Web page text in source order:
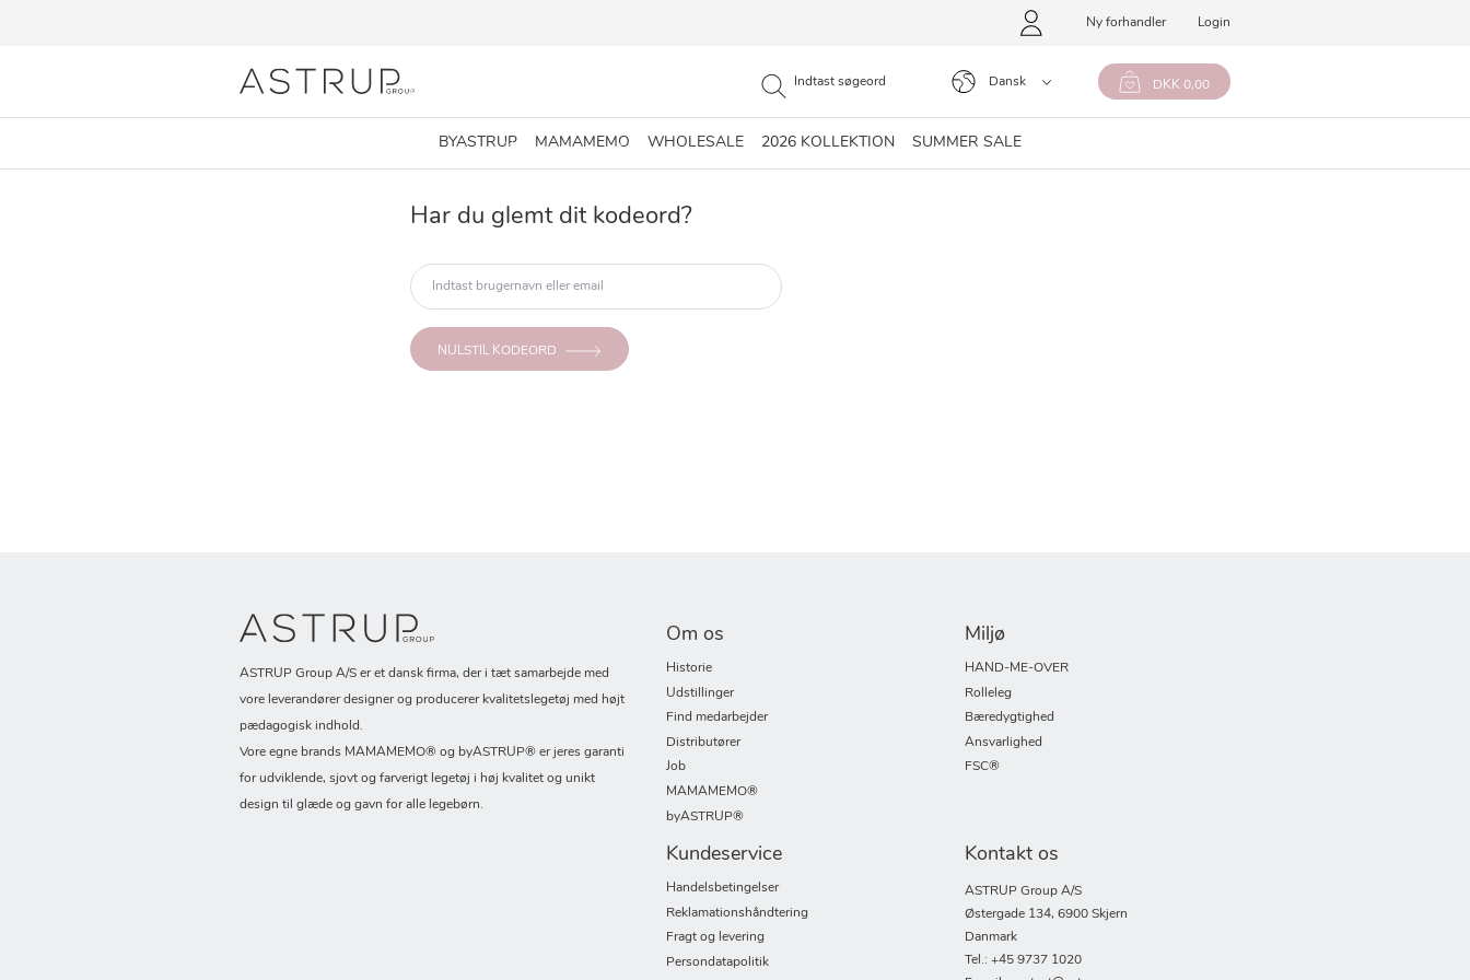
Ny forhandler Login
Dansk DKK 0,00
BYASTRUP MAMAMEMO WHOLESALE 2026 KOLLEKTION SUMMER SALE
Har du glemt dit kodeord?
NULSTIL KODEORD
ASTRUP Group A/S er et dansk firma, der i tæt samarbejde med
vore leverandører designer og producerer kvalitetslegetøj med højt
pædagogisk indhold.
Vore egne brands MAMAMEMO® og byASTRUP® er jeres garanti
for udviklende, sjovt og farverigt legetøj i høj kvalitet og unikt
design til glæde og gavn for alle legebørn.
Om os
Historie
Udstillinger
Find medarbejder
Distributører
Job
MAMAMEMO®
byASTRUP®
Miljø
HAND-ME-OVER
Rolleleg
Bæredygtighed
Ansvarlighed
FSC®
Kundeservice
Handelsbetingelser
Reklamationshåndtering
Fragt og levering
Persondatapolitik
Kontakt os
ASTRUP Group A/S
Østergade 134, 6900 Skjern
Danmark
Tel.: +45 9737 1020